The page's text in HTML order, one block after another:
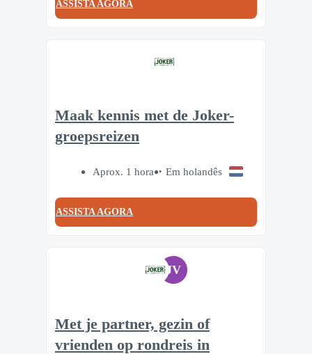
ASSISTA AGORA
Maak kennis met de Joker-
groepsreizen
Aprox. 1 hora Em holandês
ASSISTA AGORA
JV
Met je partner, gezin of
vrienden op rondreis in